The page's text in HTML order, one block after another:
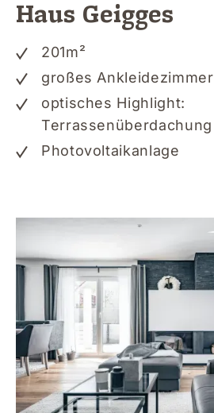
Haus Geigges
201m²
großes Ankleidezimmer
optisches Highlight:
Terrassenüberdachung
Photovoltaikanlage